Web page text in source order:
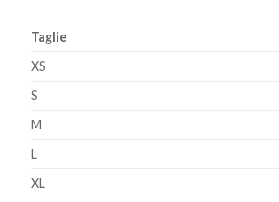
Taglie
XS
S
M
L
XL